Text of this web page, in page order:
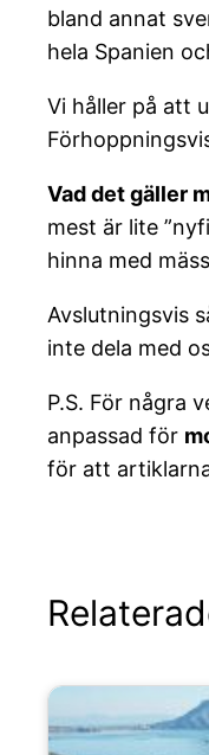
bland annat
hela Spanien
Vi håller på att
Vad det gäller
mest är lite
hinna med
Avslutningsvis
inte dela med
P.S. För några
anpassad för
för att